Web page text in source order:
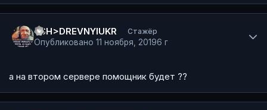
<SH>DREVNYIUKR Стажёр
Опубликовано 11 ноября, 20196 г
а на втором сервере помощник будет ??